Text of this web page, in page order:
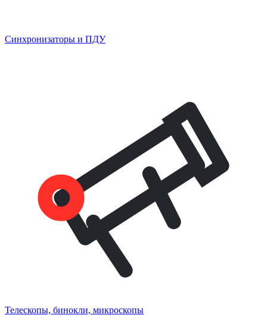
Синхронизаторы и ПДУ
Телескопы, бинокли, микроскопы